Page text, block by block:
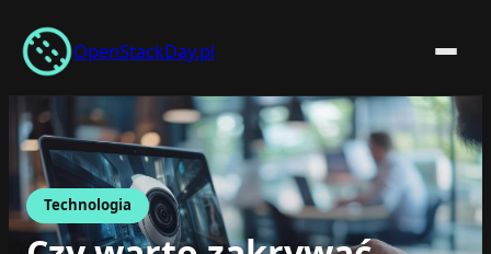
Przejdź
do
treści
OpenStackDay.pl
Technologia